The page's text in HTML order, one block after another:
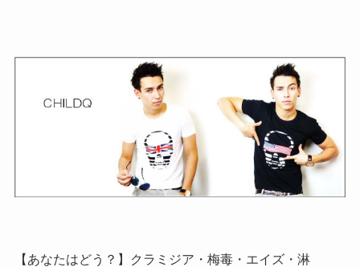
【あなたはどう？】クラミジア・梅毒・エイズ・淋